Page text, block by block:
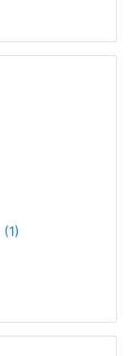
(1)